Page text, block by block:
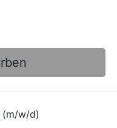
(m/w/d)